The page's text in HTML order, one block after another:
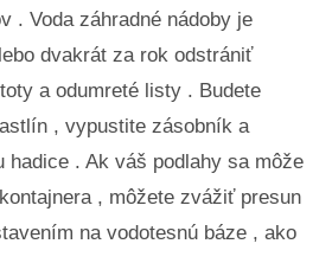
. Voda záhradné nádoby je
dvakrát za rok odstrániť
a odumreté listy . Budete
, vypustite zásobník a
hadice . Ak váš podlahy sa môže
, môžete zvážiť presun
na vodotesnú báze , ako